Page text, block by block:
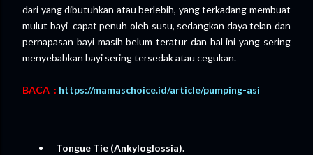
dari yang dibutuhkan atau berlebih, yang terkadang membuat
mulut bayi capat penuh oleh susu, sedangkan daya telan dan
pernapasan bayi masih belum teratur dan hal ini yang sering
menyebabkan bayi sering tersedak atau cegukan.
BACA : https://mamaschoice.id/article/pumping-asi
Tongue Tie (Ankyloglossia).